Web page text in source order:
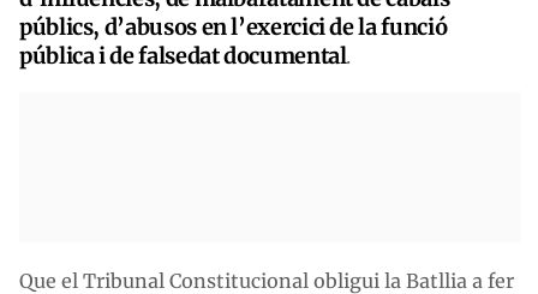
públics, d’abusos en l’exercici de la funció
pública i de falsedat documental.
Que el Tribunal Constitucional obligui la Batllia a fer